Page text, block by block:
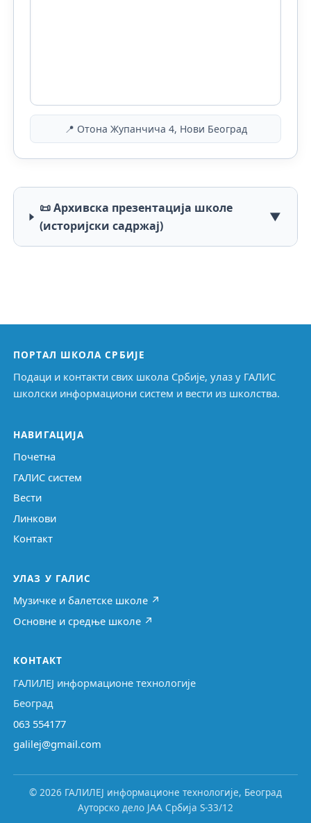
📍 Отона Жупанчича 4, Нови Београд
📜 Архивска презентација школе
(историјски садржај)
▼
ПОРТАЛ ШКОЛА СРБИЈЕ
Подаци и контакти свих школа Србије, улаз у ГАЛИС
школски информациони систем и вести из школства.
НАВИГАЦИЈА
Почетна
ГАЛИС систем
Вести
Линкови
Контакт
УЛАЗ У ГАЛИС
Музичке и балетске школе ↗
Основне и средње школе ↗
КОНТАКТ
ГАЛИЛЕЈ информационе технологије
Београд
063 554177
galilej@gmail.com
© 2026 ГАЛИЛЕЈ информационе технологије, Београд
Ауторско дело ЈАА Србија S-33/12